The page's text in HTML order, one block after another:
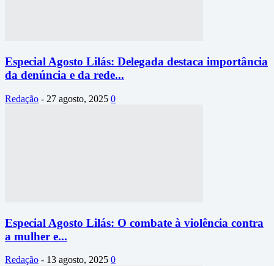
Especial Agosto Lilás: Delegada destaca importância
da denúncia e da rede...
Redação - 27 agosto, 2025 0
Especial Agosto Lilás: O combate à violência contra
a mulher e...
Redação - 13 agosto, 2025 0